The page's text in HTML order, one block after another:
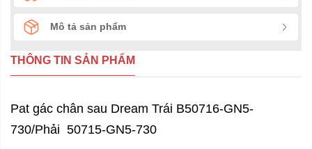
Mô tả sản phẩm
THÔNG TIN SẢN PHẨM
Pat gác chân sau Dream Trái B50716-GN5-
730/Phải 50715-GN5-730